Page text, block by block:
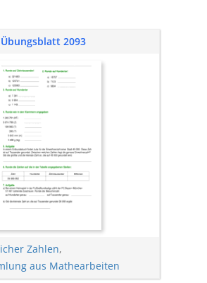
Übungsblatt 2093
Zahlen,
aus Mathearbeiten